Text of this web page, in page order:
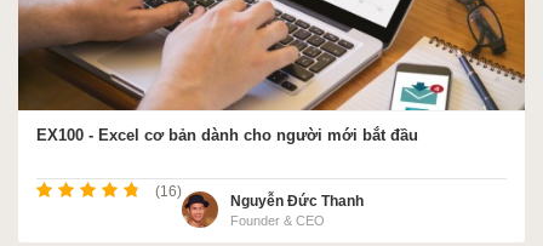
EX100 - Excel cơ bản dành cho người mới bắt đầu
(16)
Nguyễn Đức Thanh
Founder & CEO